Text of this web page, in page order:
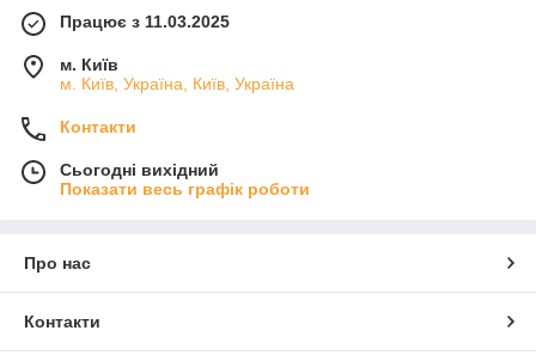
Працює з 11.03.2025
м. Київ
м. Київ, Україна, Київ, Україна
Контакти
Сьогодні вихідний
Показати весь графік роботи
Про нас
Контакти